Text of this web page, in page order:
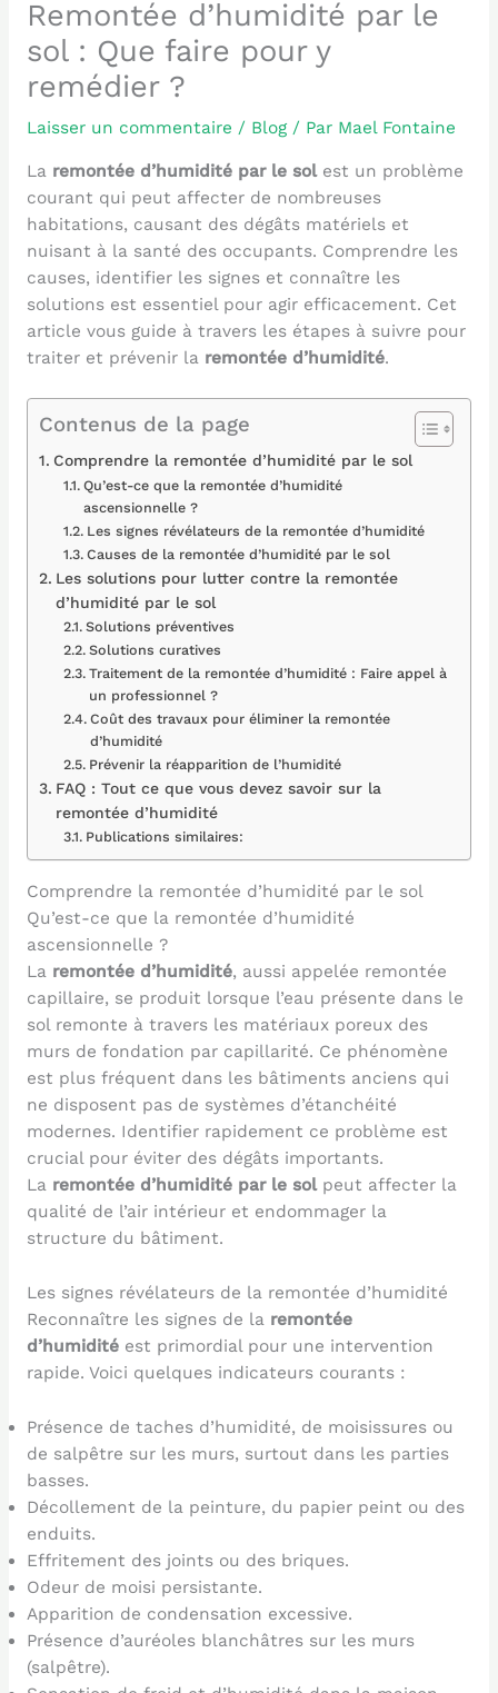
Remontée d’humidité par le
sol : Que faire pour y
remédier ?
Laisser un commentaire / Blog/ Par Mael Fontaine
La remontée d’humidité par le solest un problème
courant qui peut affecter de nombreuses
habitations, causant des dégâts matériels et
nuisant à la santé des occupants. Comprendre les
causes, identifier les signes et connaître les
solutions est essentiel pour agir efficacement. Cet
article vous guide à travers les étapes à suivre pour
traiter et prévenir la remontée d’humidité.
Contenus de la page
Comprendre la remontée d’humidité par le sol
Qu’est-ce que la remontée d’humidité
ascensionnelle ?
Les signes révélateurs de la remontée d’humidité
Causes de la remontée d’humidité par le sol
Les solutions pour lutter contre la remontée
d’humidité par le sol
Solutions préventives
Solutions curatives
Traitement de la remontée d’humidité : Faire appel à
un professionnel ?
Coût des travaux pour éliminer la remontée
d’humidité
Prévenir la réapparition de l’humidité
FAQ : Tout ce que vous devez savoir sur la
remontée d’humidité
Publications similaires:
Comprendre la remontée d’humidité par le sol
Qu’est-ce que la remontée d’humidité
ascensionnelle ?
La remontée d’humidité, aussi appelée remontée
capillaire, se produit lorsque l’eau présente dans le
sol remonte à travers les matériaux poreux des
murs de fondation par capillarité. Ce phénomène
est plus fréquent dans les bâtiments anciens qui
ne disposent pas de systèmes d’étanchéité
modernes. Identifier rapidement ce problème est
crucial pour éviter des dégâts importants.
La remontée d’humidité par le solpeut affecter la
qualité de l’air intérieur et endommager la
structure du bâtiment.
Les signes révélateurs de la remontée d’humidité
Reconnaître les signes de la remontée
d’humiditéest primordial pour une intervention
rapide. Voici quelques indicateurs courants :
Présence de taches d’humidité, de moisissures ou
de salpêtre sur les murs, surtout dans les parties
basses.
Décollement de la peinture, du papier peint ou des
enduits.
Effritement des joints ou des briques.
Odeur de moisi persistante.
Apparition de condensation excessive.
Présence d’auréoles blanchâtres sur les murs
(salpêtre).